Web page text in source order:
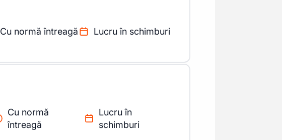
Cu normă întreagă Lucru în schimburi
Cu normă
întreagă
Lucru în
schimburi